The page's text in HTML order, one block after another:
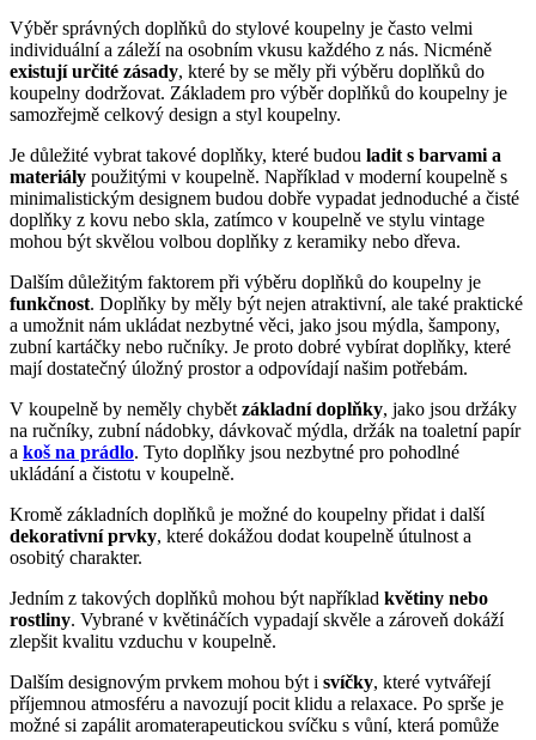
Výběr správných doplňků do stylové koupelny je často velmi
individuální a záleží na osobním vkusu každého z nás. Nicméně
existují určité zásady, které by se měly při výběru doplňků do
koupelny dodržovat. Základem pro výběr doplňků do koupelny je
samozřejmě celkový design a styl koupelny.
Je důležité vybrat takové doplňky, které budou ladit s barvami a
materiály použitými v koupelně. Například v moderní koupelně s
minimalistickým designem budou dobře vypadat jednoduché a čisté
doplňky z kovu nebo skla, zatímco v koupelně ve stylu vintage
mohou být skvělou volbou doplňky z keramiky nebo dřeva.
Dalším důležitým faktorem při výběru doplňků do koupelny je
funkčnost. Doplňky by měly být nejen atraktivní, ale také praktické
a umožnit nám ukládat nezbytné věci, jako jsou mýdla, šampony,
zubní kartáčky nebo ručníky. Je proto dobré vybírat doplňky, které
mají dostatečný úložný prostor a odpovídají našim potřebám.
V koupelně by neměly chybět základní doplňky, jako jsou držáky
na ručníky, zubní nádobky, dávkovač mýdla, držák na toaletní papír
a koš na prádlo. Tyto doplňky jsou nezbytné pro pohodlné
ukládání a čistotu v koupelně.
Kromě základních doplňků je možné do koupelny přidat i další
dekorativní prvky, které dokážou dodat koupelně útulnost a
osobitý charakter.
Jedním z takových doplňků mohou být například květiny nebo
rostliny. Vybrané v květináčích vypadají skvěle a zároveň dokáží
zlepšit kvalitu vzduchu v koupelně.
Dalším designovým prvkem mohou být i svíčky, které vytvářejí
příjemnou atmosféru a navozují pocit klidu a relaxace. Po sprše je
možné si zapálit aromaterapeutickou svíčku s vůní, která pomůže